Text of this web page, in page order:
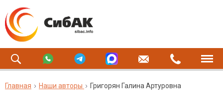
Главная Наши авторы Григорян Галина Артуровна